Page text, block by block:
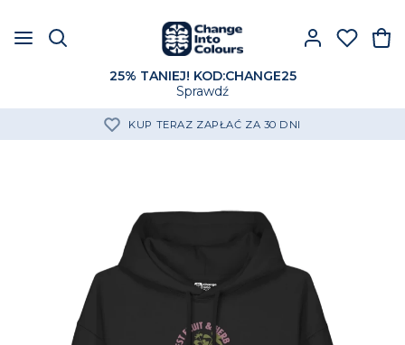
25% TANIEJ! KOD:CHANGE25
Sprawdź
KUP TERAZ ZAPŁAĆ ZA 30 DNI